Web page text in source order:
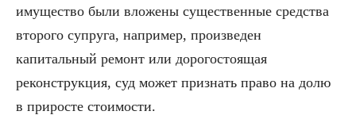
имущество были вложены существенные средства
второго супруга, например, произведен
капитальный ремонт или дорогостоящая
реконструкция, суд может признать право на долю
в приросте стоимости.